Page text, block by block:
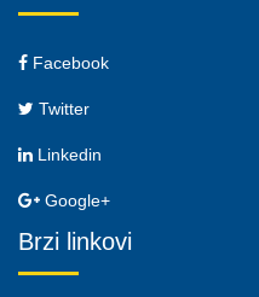
Facebook
Twitter
Linkedin
Google+
Brzi linkovi